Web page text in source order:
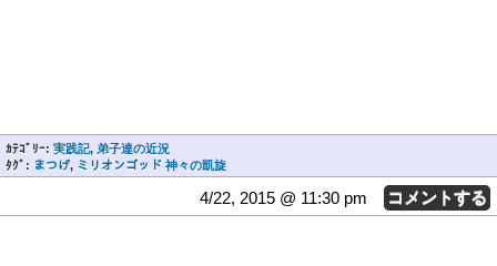
ｶﾃｺﾞﾘｰ: 実践記, 弟子達の近況
ﾀｸﾞ: まつげ, ミリオンゴッド 神々の凱旋
4/22, 2015 @ 11:30 pm コメントする